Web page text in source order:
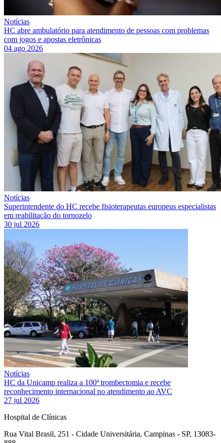
Notícias
HC abre ambulatório para atendimento de pessoas com problemas
com jogos e apostas eletrônicas
04 ago 2026
Notícias
Superintendente do HC recebe fisioterapeutas europeus especialistas
em reabilitação do tornozelo
30 jul 2026
Notícias
HC da Unicamp realiza a 100ª trombectomia e recebe
reconhecimento internacional no atendimento ao AVC
27 jul 2026
Hospital de Clínicas
Rua Vital Brasil, 251 - Cidade Universitária, Campinas - SP, 13083-